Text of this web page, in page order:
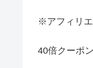
※アフィリ
40倍クーポ